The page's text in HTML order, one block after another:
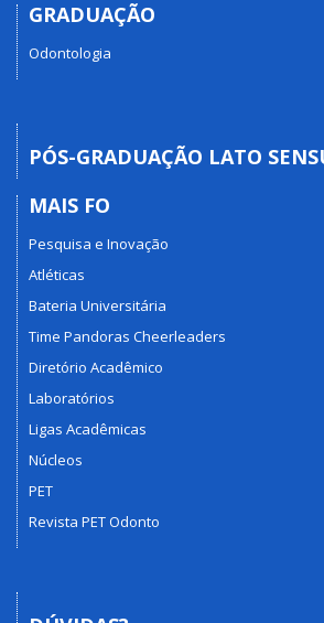
GRADUAÇÃO
Odontologia
PÓS-GRADUAÇÃO LATO
MAIS FO
Pesquisa e Inovação
Atléticas
Bateria Universitária
Time Pandoras Cheerleaders
Diretório Acadêmico
Laboratórios
Ligas Acadêmicas
Núcleos
PET
Revista PET Odonto